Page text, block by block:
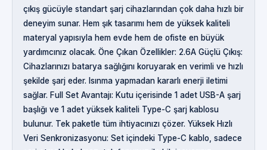
çıkış gücüyle standart şarj cihazlarından çok daha hızlı bir
deneyim sunar. Hem şık tasarımı hem de yüksek kaliteli
materyal yapısıyla hem evde hem de ofiste en büyük
yardımcınız olacak. Öne Çıkan Özellikler: 2.6A Güçlü Çıkış:
Cihazlarınızı batarya sağlığını koruyarak en verimli ve hızlı
şekilde şarj eder. Isınma yapmadan kararlı enerji iletimi
sağlar. Full Set Avantajı: Kutu içerisinde 1 adet USB-A şarj
başlığı ve 1 adet yüksek kaliteli Type-C şarj kablosu
bulunur. Tek paketle tüm ihtiyacınızı çözer. Yüksek Hızlı
Veri Senkronizasyonu: Set içindeki Type-C kablo, sadece